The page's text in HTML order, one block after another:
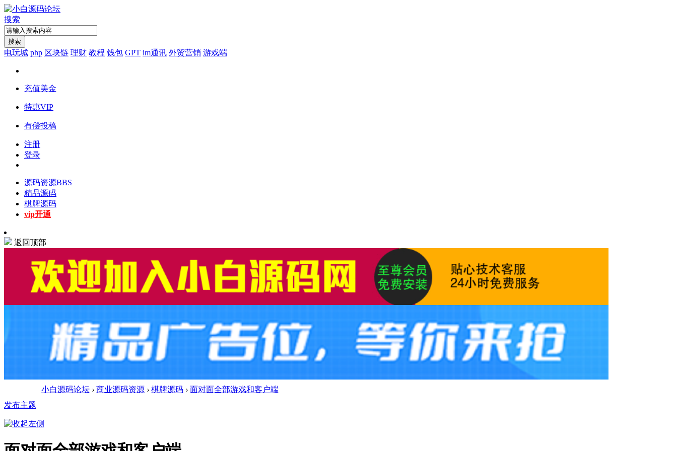
搜索
搜索
电玩城 php 区块链 理财 教程 钱包 GPT im通讯 外贸营销 游戏端
充值美金
特惠VIP
有偿投稿
注册
登录
源码资源BBS
精品源码
棋牌源码
vip开通
返回顶部
小白源码论坛 › 商业源码资源 › 棋牌源码 › 面对面全部游戏和客户端
发布主题